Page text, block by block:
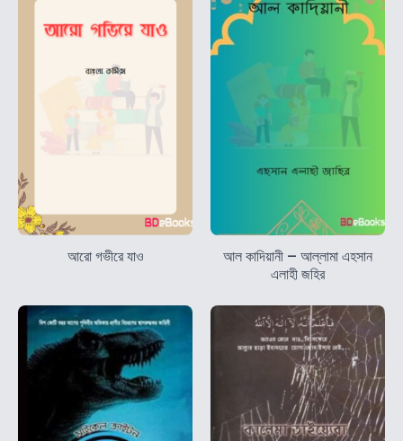
আরো গভীরে যাও
আল কাদিয়ানী – আল্লামা এহসান
এলাহী জহির